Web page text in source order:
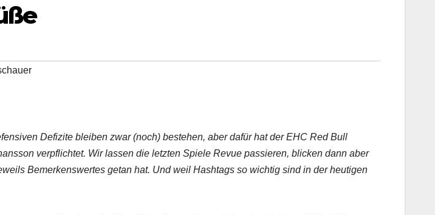
Defizite bleiben zwar (noch) bestehen, aber dafür hat der EHC Red Bull
verpflichtet. Wir lassen die letzten Spiele Revue passieren, blicken dann aber
Bemerkenswertes getan hat. Und weil Hashtags so wichtig sind in der heutigen